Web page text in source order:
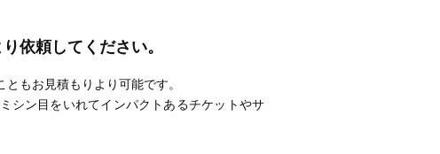
依頼してください。
もお見積もりより可能です。
シン目をいれてインパクトあるチケットやサ